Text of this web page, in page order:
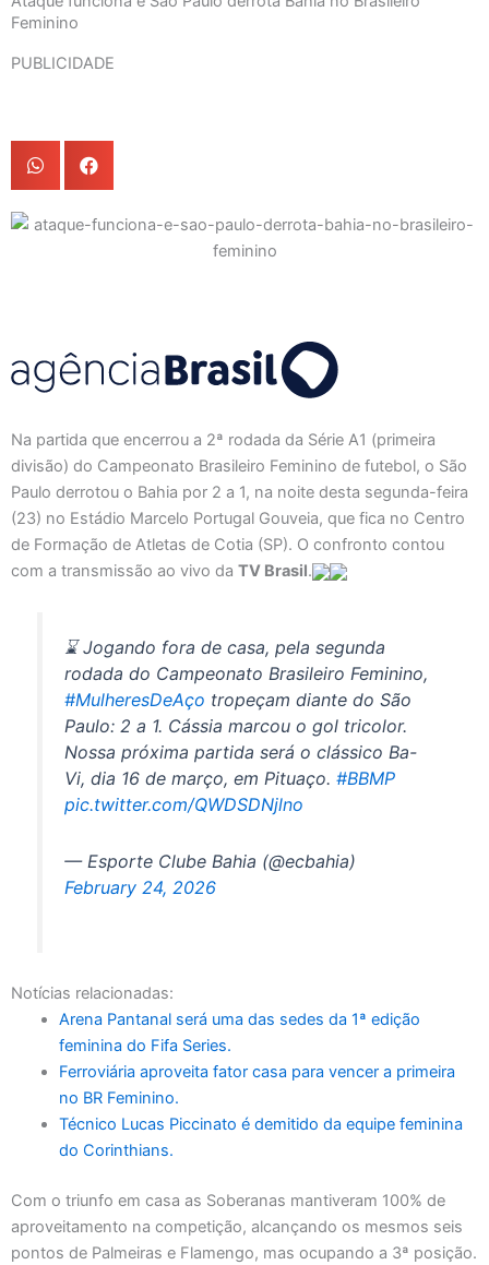
Feminino
PUBLICIDADE
Na partida que encerrou a 2ª rodada da Série A1 (primeira
divisão) do Campeonato Brasileiro Feminino de futebol, o São
Paulo derrotou o Bahia por 2 a 1, na noite desta segunda-feira
(23) no Estádio Marcelo Portugal Gouveia, que fica no Centro
de Formação de Atletas de Cotia (SP). O confronto contou
com a transmissão ao vivo da TV Brasil.
⌛ Jogando fora de casa, pela segunda
rodada do Campeonato Brasileiro Feminino,
#MulheresDeAço tropeçam diante do São
Paulo: 2 a 1. Cássia marcou o gol tricolor.
Nossa próxima partida será o clássico Ba-
Vi, dia 16 de março, em Pituaço.#BBMP
pic.twitter.com/QWDSDNjlno
— Esporte Clube Bahia (@ecbahia)
February 24, 2026
Notícias relacionadas:
Arena Pantanal será uma das sedes da 1ª edição
feminina do Fifa Series.
Ferroviária aproveita fator casa para vencer a primeira
no BR Feminino.
Técnico Lucas Piccinato é demitido da equipe feminina
do Corinthians.
Com o triunfo em casa as Soberanas mantiveram 100% de
aproveitamento na competição, alcançando os mesmos seis
pontos de Palmeiras e Flamengo, mas ocupando a 3ª posição.